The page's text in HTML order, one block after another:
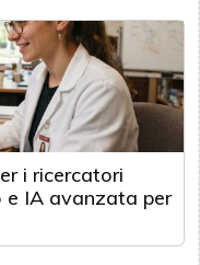
i ricercatori
e IA avanzata per